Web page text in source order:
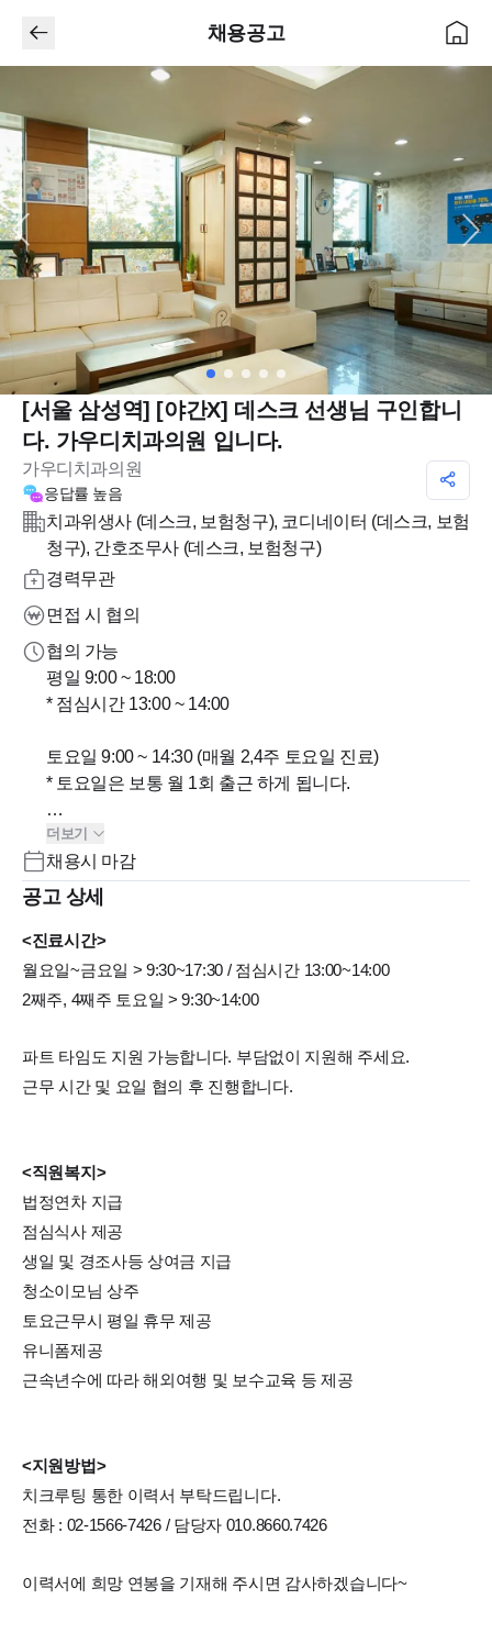
채용공고
[서울 삼성역] [야간X] 데스크 선생님 구인합니
다. 가우디치과의원 입니다.
가우디치과의원
응답률 높음
치과위생사 (데스크, 보험청구), 코디네이터 (데스크, 보험
청구), 간호조무사 (데스크, 보험청구)
경력무관
면접 시 협의
협의 가능
평일 9:00 ~ 18:00
* 점심시간 13:00 ~ 14:00
토요일 9:00 ~ 14:30 (매월 2,4주 토요일 진료)
* 토요일은 보통 월 1회 출근 하게 됩니다.
일요일/공휴일/야간진료 없음
더보기
채용시 마감
공고 상세
<진료시간>
월요일~금요일 > 9:30~17:30 / 점심시간 13:00~14:00
2째주, 4째주 토요일 > 9:30~14:00
파트 타임도 지원 가능합니다. 부담없이 지원해 주세요.
근무 시간 및 요일 협의 후 진행합니다.
<직원복지>
법정연차 지급
점심식사 제공
생일 및 경조사등 상여금 지급
청소이모님 상주
토요근무시 평일 휴무 제공
유니폼제공
근속년수에 따라 해외여행 및 보수교육 등 제공
<지원방법>
치크루팅 통한 이력서 부탁드립니다.
전화 : 02-1566-7426 / 담당자 010.8660.7426
이력서에 희망 연봉을 기재해 주시면 감사하겠습니다~